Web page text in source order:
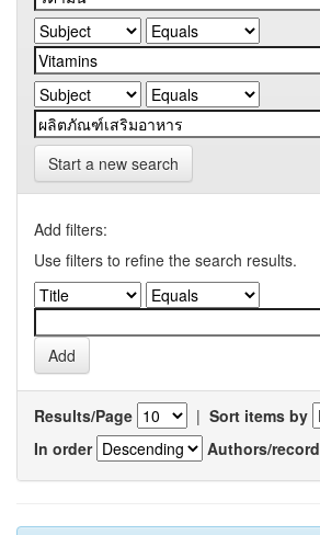
Start a new search
Add filters:
Use filters to refine the search results.
Results/Page | Sort items by
In order
Authors/record